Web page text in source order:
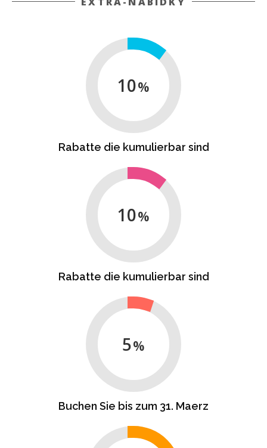
10
Rabatte die kumulierbar sind
10
Rabatte die kumulierbar sind
5
Buchen Sie bis zum 31. Maerz